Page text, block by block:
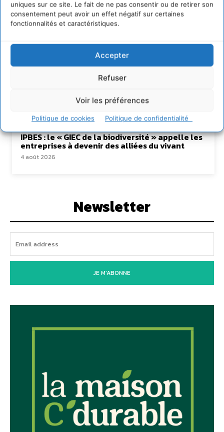
uniques sur ce site. Le fait de ne pas consentir ou de retirer son
consentement peut avoir un effet négatif sur certaines
fonctionnalités et caractéristiques.
Accepter
Refuser
Voir les préférences
Politique de cookies Politique de confidentialité
Transformer les territoires par le dialogue et la
Soutenir un pastoralisme durable en faveur de
socio-écosystèmes résilients
S’inspirer de l’arbre pour un modèle
5 août 2026
IPBES : le « GIEC de la biodiversité » appelle les
entreprises à devenir des alliées du vivant
4 août 2026
Newsletter
JE M'ABONNE